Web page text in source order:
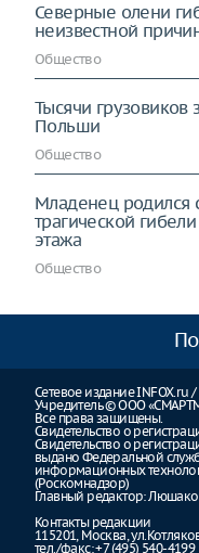
Северные олени
неизвестной
Общество
Тысячи грузовиков
Польши
Общество
Младенец родился
трагической
этажа
Общество
Сетевое издание INFOX.ru
Учредитель © ООО
Все права защищены.
Свидетельство о
Свидетельство о
выдано Федеральной
информационных
(Роскомнадзор)
Главный редактор:
Контакты редакции
115201, Москва,
тел./факс: +7 (495) 540-4199